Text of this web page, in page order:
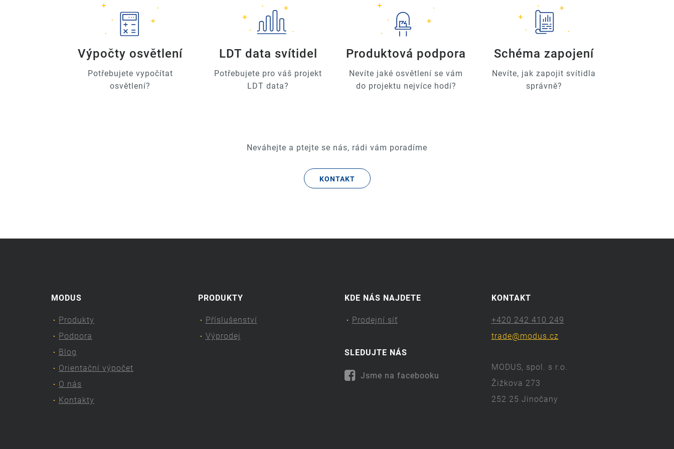
Výpočty osvětlení
Potřebujete vypočítat
osvětlení?
LDT data svítidel
Potřebujete pro váš projekt
LDT data?
Produktová podpora
Nevíte jaké osvětlení se vám
do projektu nejvíce hodí?
Schéma zapojení
Nevíte, jak zapojit svítidla
správně?
Neváhejte a ptejte se nás, rádi vám poradíme
KONTAKT
MODUS
Produkty
Podpora
Blog
Orientační výpočet
O nás
Kontakty
PRODUKTY
Příslušenství
Výprodej
KDE NÁS NAJDETE
Prodejní síť
SLEDUJTE NÁS
Jsme na facebooku
KONTAKT
+420 242 410 249
trade@modus.cz
MODUS, spol. s r.o.
Žižkova 273
252 25 Jinočany